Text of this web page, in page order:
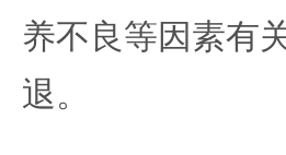
养不良等因素有
退。